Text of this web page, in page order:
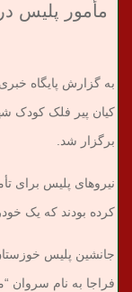
مأمور پلیس
به گزارش پایگاه
کیان پیر فلک کودک
برگزار شد.
نیروهای پلیس برای
کرده بودند که یک
جانشین پلیس
فراجا به نام سروان